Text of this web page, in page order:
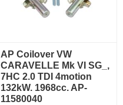
AP Coilover VW
CARAVELLE Mk VI SG_,
7HC 2.0 TDI 4motion
132kW. 1968cc. AP-
11580040